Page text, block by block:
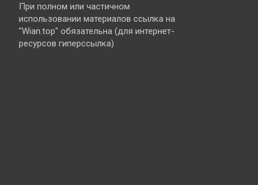
При полном или частичном
использовании материалов ссылка на
"Wian.top" обязательна (для интернет-
ресурсов гиперссылка)